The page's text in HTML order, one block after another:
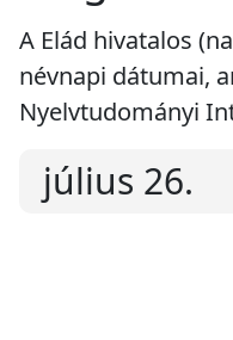
A Elád hivatalos
névnapi dátumai,
Nyelvtudományi
július 26.